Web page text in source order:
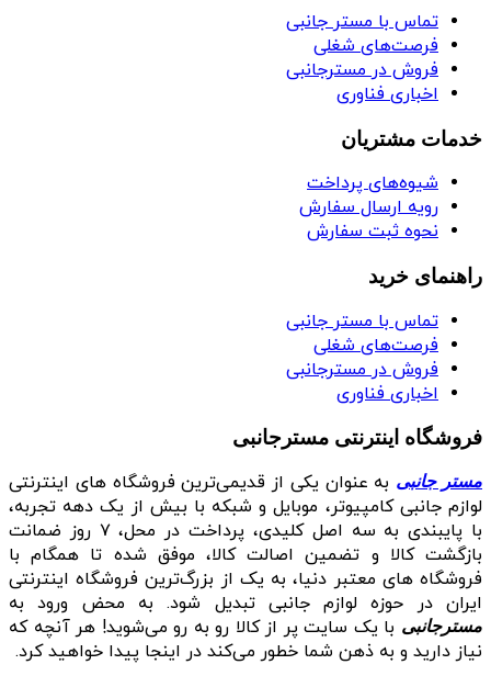
تماس با مستر جانبی
فرصت‌های شغلی
فروش در مسترجانبی
اخباری فناوری
خدمات مشتریان
شیوه‌های پرداخت
رویه ارسال سفارش
نحوه ثبت سفارش
راهنمای خرید
تماس با مستر جانبی
فرصت‌های شغلی
فروش در مسترجانبی
اخباری فناوری
فروشگاه اینترنتی مسترجانبی
مستر جانبی به عنوان یکی از قدیمی‌ترین فروشگاه های اینترنتی
لوازم جانبی کامپیوتر، موبایل و شبکه با بیش از یک دهه تجربه،
با پایبندی به سه اصل کلیدی، پرداخت در محل، ۷ روز ضمانت
بازگشت کالا و تضمین اصالت کالا، موفق شده تا همگام با
فروشگاه‌ های معتبر دنیا، به یک از بزرگ‌ترین فروشگاه اینترنتی
ایران در حوزه لوازم جانبی تبدیل شود. به محض ورود به
مسترجانبی با یک سایت پر از کالا رو به رو می‌شوید! هر آنچه که
نیاز دارید و به ذهن شما خطور می‌کند در اینجا پیدا خواهید کرد.